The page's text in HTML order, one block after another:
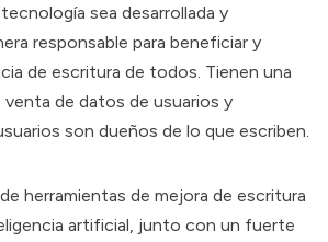
sea desarrollada y
responsable para beneficiar y
de escritura de todos. Tienen una
de datos de usuarios y
son dueños de lo que escriben.
herramientas de mejora de escritura
artificial, junto con un fuerte